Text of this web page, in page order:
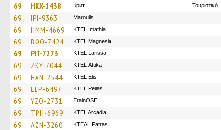
69 HKX-1438 Крит Τουριστικό
69 IPI-9363 Maroulis
69 HMM-4669 KTEL Imathia
69 BOO-7424 ΚΤΕL Magnesia
69 PIT-7273 KTEL Larissa
69 ZKY-7044 KΤΕL Αttika
69 HAN-2544 KTEL Elis
69 EEP-6497 KTEL Pellas
69 YZO-2731 TrainΟSE
69 TPH-6969 KTEL Arcadia
69 AZN-3260 KTEAL Patras